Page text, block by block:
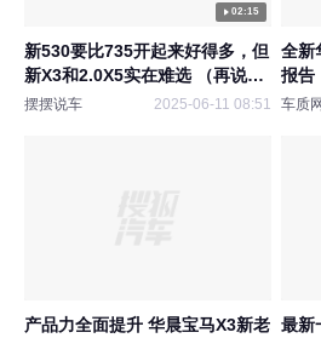
02:15
新530要比735开起来好得多，但
新X3和2.0X5实在难选 （再说一
句：宝马735和740的底盘质感天
摆摆说车 2025-06-11 08:51
全新
报告
车质网
产品力全面提升 华晨宝马X3新老 最新